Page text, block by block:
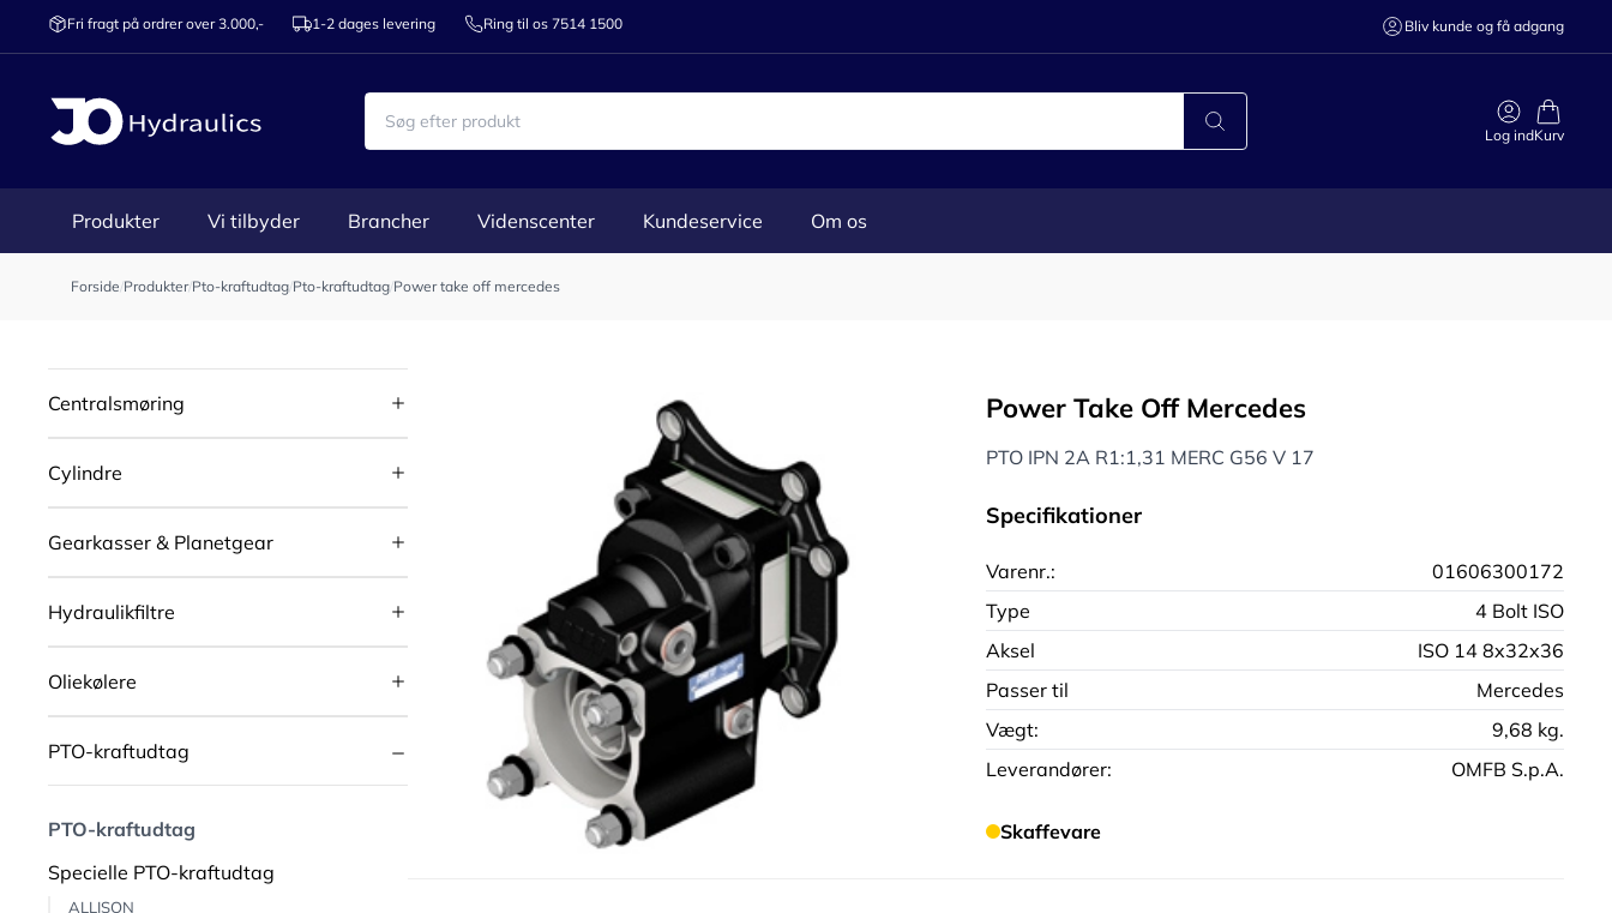
Fri fragt på ordrer over 3.000,- 1-2 dages levering Ring til os 7514 1500 Bliv kunde og få adgang
Log indKurv
Produkter Vi tilbyder Brancher Videnscenter Kundeservice Om os
Forside/Produkter/Pto-kraftudtag/Pto-kraftudtag/Power take off mercedes
Centralsmøring
Cylindre
Gearkasser & Planetgear
Hydraulikfiltre
Oliekølere
PTO-kraftudtag
PTO-kraftudtag
Specielle PTO-kraftudtag
ALLISON
Power Take Off Mercedes
PTO IPN 2A R1:1,31 MERC G56 V 17
Specifikationer
Varenr.:
01606300172
Type
4 Bolt ISO
Aksel
ISO 14 8x32x36
Passer til
Mercedes
Vægt:
9,68 kg.
Leverandører:
OMFB S.p.A.
Skaffevare